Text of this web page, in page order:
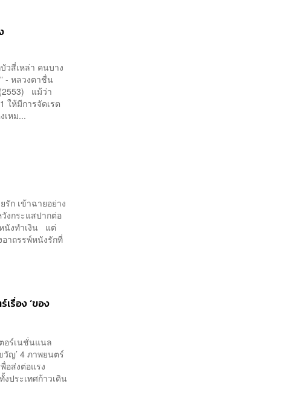
วสี่เหล่า คนบาง
- หลวงตาชื่น
แม้ว่า
ให้มีการจัดเรต
เหม...
ก เข้าฉายอย่าง
งกระแสปากต่อ
นังทำเงิน แต่
อาถรรพ์หนังรักที่
รื่อง ‘ของ
ร์เนชั่นแนล
วัญ’ 4 ภาพยนตร์
อส่งต่อแรง
ประเทศก้าวเดิน